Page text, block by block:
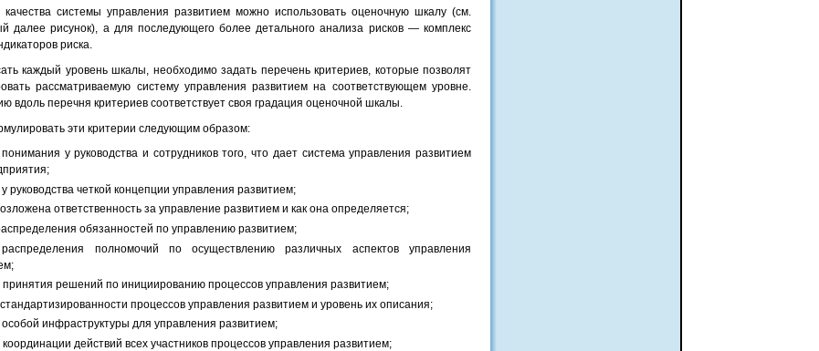
системы управления развитием можно использовать оценочную шкалу (см.
далее рисунок), а для последующего более детального анализа рисков — комплекс
риска.
каждый уровень шкалы, необходимо задать перечень критериев, которые позволят
рассматриваемую систему управления развитием на соответствующем уровне.
вдоль перечня критериев соответствует своя градация оценочной шкалы.
эти критерии следующим образом:
у руководства и сотрудников того, что дает система управления развитием
руководства четкой концепции управления развитием;
ответственность за управление развитием и как она определяется;
обязанностей по управлению развитием;
полномочий по осуществлению различных аспектов управления
решений по инициированию процессов управления развитием;
процессов управления развитием и уровень их описания;
инфраструктуры для управления развитием;
действий всех участников процессов управления развитием;